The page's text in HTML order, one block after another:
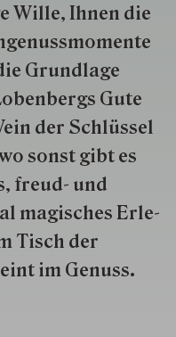
Wille, Ihnen die
Grund­lage
Gute
der Schlüs­sel
sonst gibt es
freud- und
ma­gisch­es Er­le­
Tisch der
im Genuss.